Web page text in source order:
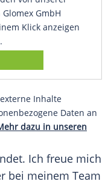
GmbH
Klick anzeigen
Inhalte
Daten an
dazu in unseren
Ich freue mich
bei meinem Team